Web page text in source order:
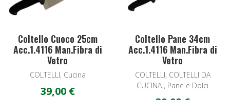
Coltello Cuoco 25cm
Acc.1.4116 Man.Fibra di
Vetro
COLTELLI, Cucina
39,00 €
Coltello Pane 34cm
Acc.1.4116 Man.Fibra di
Vetro
COLTELLI, COLTELLI DA
CUCINA , Pane e Dolci